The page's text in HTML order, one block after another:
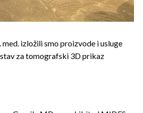
izložili smo proizvode i usluge
za tomografski 3D prikaz